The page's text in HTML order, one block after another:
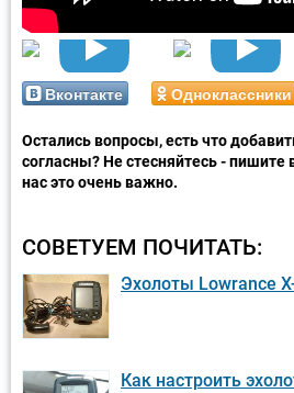
Вконтакте Одноклассники
Остались вопросы, есть что
согласны? Не стесняйтесь -
нас это очень важно.
СОВЕТУЕМ ПОЧИТАТЬ:
Эхолоты Lowrance
Как настроить